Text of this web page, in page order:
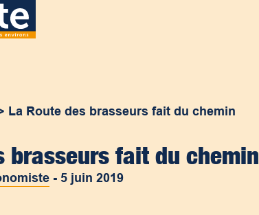
La Route des brasseurs fait du chemin
brasseurs fait du chemin
- 5 juin 2019